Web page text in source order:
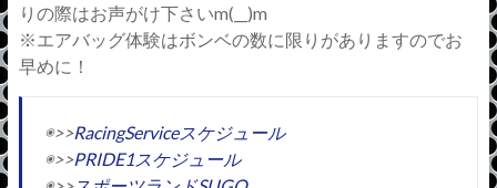
りの際はお声がけ下さいm(__)m
※ エアバッグ体験はボンベの数に限りがありますのでお
早めに！
◉>>RacingServiceスケジュール
◉>>PRIDE1スケジュール